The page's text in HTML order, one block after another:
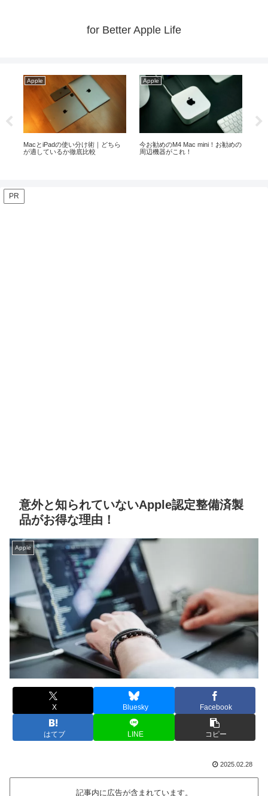
for Better Apple Life
！お勧めの
メモリ24GB以上ならMacBook Air
よりProが安心！？
Apple
【2026年最新】iPadの比較とおす
すめ機種を解りやすく解説！
PR
意外と知られていないApple認定整備済製
品がお得な理由！
Apple
X Bluesky Facebook
はてブ LINE コピー
2025.02.28
記事内に広告が含まれています。